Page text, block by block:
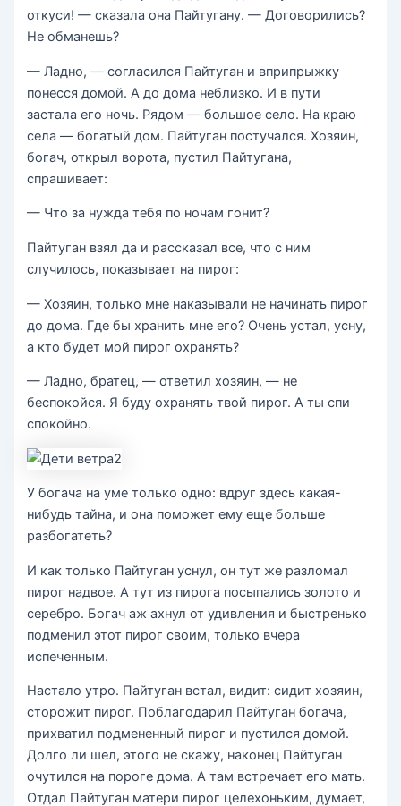
откуси! — сказала она Пайтугану. — Договорились?
Не обманешь?
— Ладно, — согласился Пайтуган и вприпрыжку
понесся домой. А до дома неблизко. И в пути
застала его ночь. Рядом — большое село. На краю
села — богатый дом. Пайтуган постучался. Хозяин,
богач, открыл ворота, пустил Пайтугана,
спрашивает:
— Что за нужда тебя по ночам гонит?
Пайтуган взял да и рассказал все, что с ним
случилось, показывает на пирог:
— Хозяин, только мне наказывали не начинать пирог
до дома. Где бы хранить мне его? Очень устал, усну,
а кто будет мой пирог охранять?
— Ладно, братец, — ответил хозяин, — не
беспокойся. Я буду охранять твой пирог. А ты спи
спокойно.
У богача на уме только одно: вдруг здесь какая-
нибудь тайна, и она поможет ему еще больше
разбогатеть?
И как только Пайтуган уснул, он тут же разломал
пирог надвое. А тут из пирога посыпались золото и
серебро. Богач аж ахнул от удивления и быстренько
подменил этот пирог своим, только вчера
испеченным.
Настало утро. Пайтуган встал, видит: сидит хозяин,
сторожит пирог. Поблагодарил Пайтуган богача,
прихватил подмененный пирог и пустился домой.
Долго ли шел, этого не скажу, наконец Пайтуган
очутился на пороге дома. А там встречает его мать.
Отдал Пайтуган матери пирог целехоньким, думает,